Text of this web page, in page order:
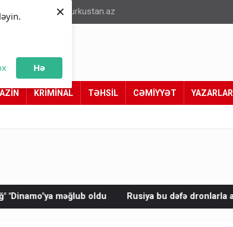
Hə
×
05 info@turkustan.az
KRİMİNAL TƏHSİL CƏMİYYƏT YAZARLAR
Rusiya bu dəfə dronlarla alman gəmisini vurdu